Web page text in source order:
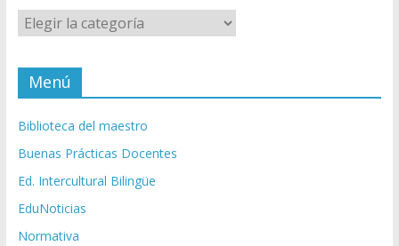
Categorías
Menú
Biblioteca del maestro
Buenas Prácticas Docentes
Ed. Intercultural Bilingüe
EduNoticias
Normativa